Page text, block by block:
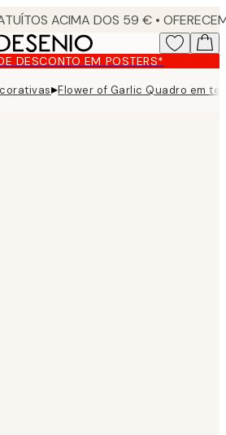
DESCONTO EM POSTERS*
▸Flower of Garlic Quadro em